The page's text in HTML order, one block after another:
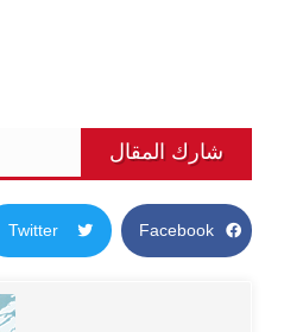
شارك المقال
Facebook
Twitter